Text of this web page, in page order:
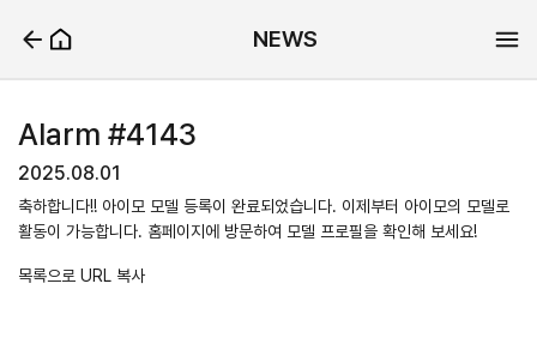
NEWS
Alarm #4143
2025.08.01
축하합니다!! 아이모 모델 등록이 완료되었습니다. 이제부터 아이모의 모델로
활동이 가능합니다. 홈페이지에 방문하여 모델 프로필을 확인해 보세요!
목록으로 URL 복사